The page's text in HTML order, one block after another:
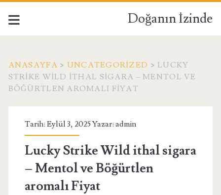
Doğanın İzinde
ANASAYFA > UNCATEGORIZED >LUCKY
STRIKE WILD ITHAL SIGARA – MENTOL VE
BÖĞÜRTLEN AROMALI FIYAT
Tarih: Eylül 3, 2025 Yazar: admin
Lucky Strike Wild ithal sigara
– Mentol ve Böğürtlen
aromalı Fiyat